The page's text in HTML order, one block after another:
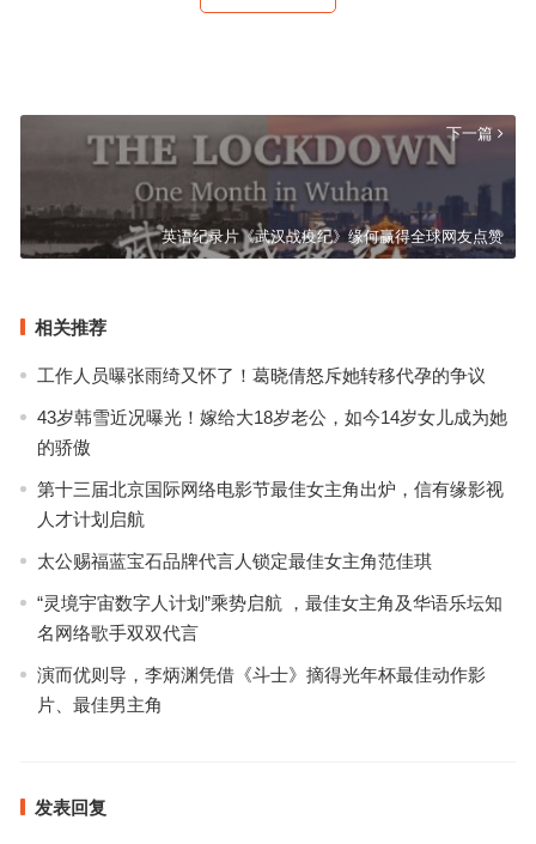
下一篇
英语纪录片《武汉战疫纪》缘何赢得全球网友点赞
相关推荐
工作人员曝张雨绮又怀了！葛晓倩怒斥她转移代孕的争议
43岁韩雪近况曝光！嫁给大18岁老公，如今14岁女儿成为她
的骄傲
第十三届北京国际网络电影节最佳女主角出炉，信有缘影视
人才计划启航
太公赐福蓝宝石品牌代言人锁定最佳女主角范佳琪
“灵境宇宙数字人计划”乘势启航 ，最佳女主角及华语乐坛知
名网络歌手双双代言
演而优则导，李炳渊凭借《斗士》摘得光年杯最佳动作影
片、最佳男主角
发表回复